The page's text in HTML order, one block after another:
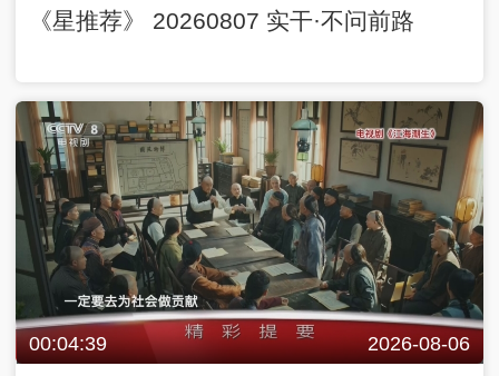
《星推荐》 20260807 实干·不问前路
00:04:39 2026-08-06